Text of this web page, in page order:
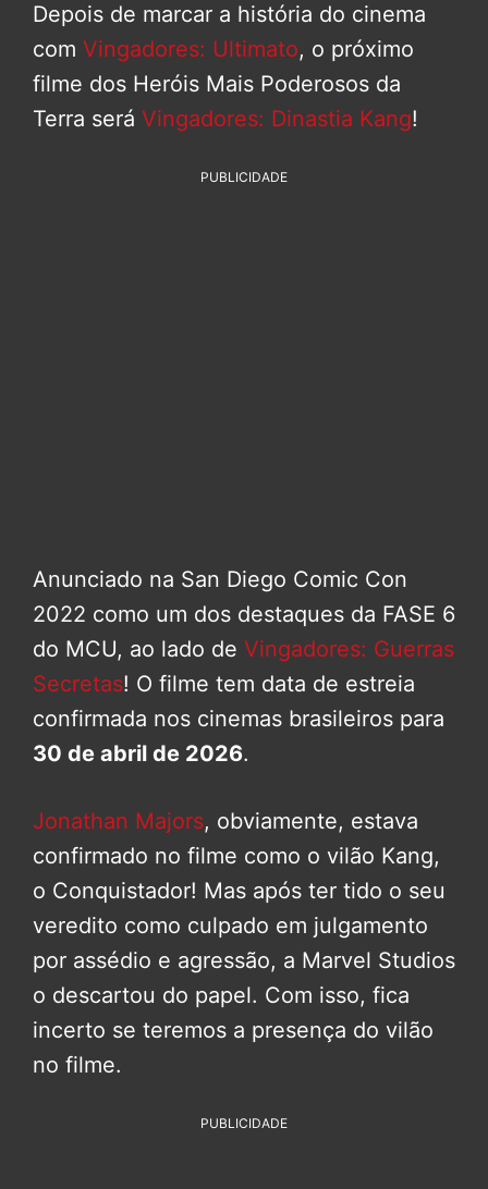
Depois de marcar a história do cinema
com Vingadores: Ultimato, o próximo
filme dos Heróis Mais Poderosos da
Terra será Vingadores: Dinastia Kang!
PUBLICIDADE
Anunciado na San Diego Comic Con
2022 como um dos destaques da FASE 6
do MCU, ao lado de Vingadores: Guerras
Secretas! O filme tem data de estreia
confirmada nos cinemas brasileiros para
30 de abril de 2026.
Jonathan Majors, obviamente, estava
confirmado no filme como o vilão Kang,
o Conquistador! Mas após ter tido o seu
veredito como culpado em julgamento
por assédio e agressão, a Marvel Studios
o descartou do papel. Com isso, fica
incerto se teremos a presença do vilão
no filme.
PUBLICIDADE